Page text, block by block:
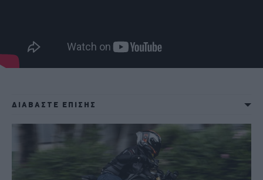
ΔΙΑΒΑΣΤΕ ΕΠΙΣΗΣ